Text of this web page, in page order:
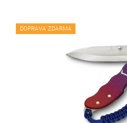
DOPRAVA ZDARMA